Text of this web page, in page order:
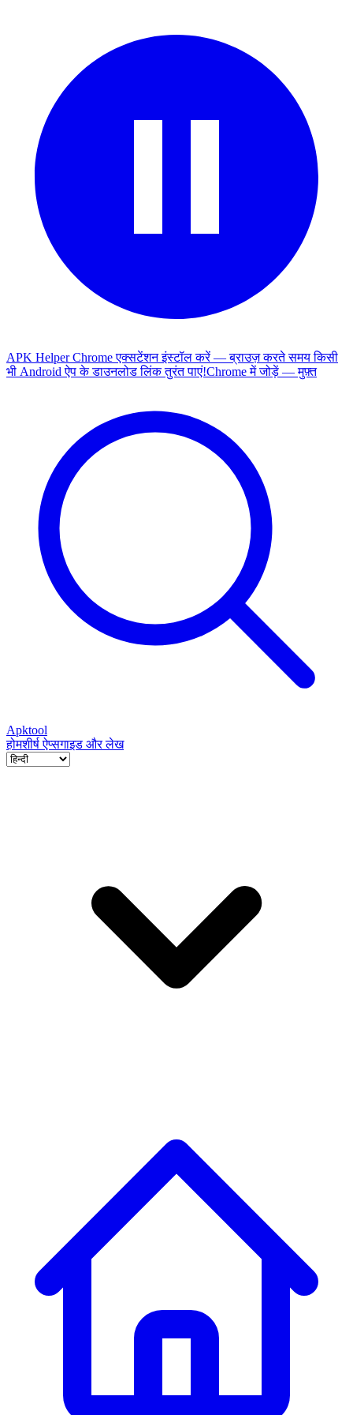
APK Helper Chrome एक्सटेंशन इंस्टॉल करें — ब्राउज़ करते समय किसी
भी Android ऐप के डाउनलोड लिंक तुरंत पाएं!Chrome में जोड़ें — मुफ़्त
Apktool
होमशीर्ष ऐप्सगाइड और लेख